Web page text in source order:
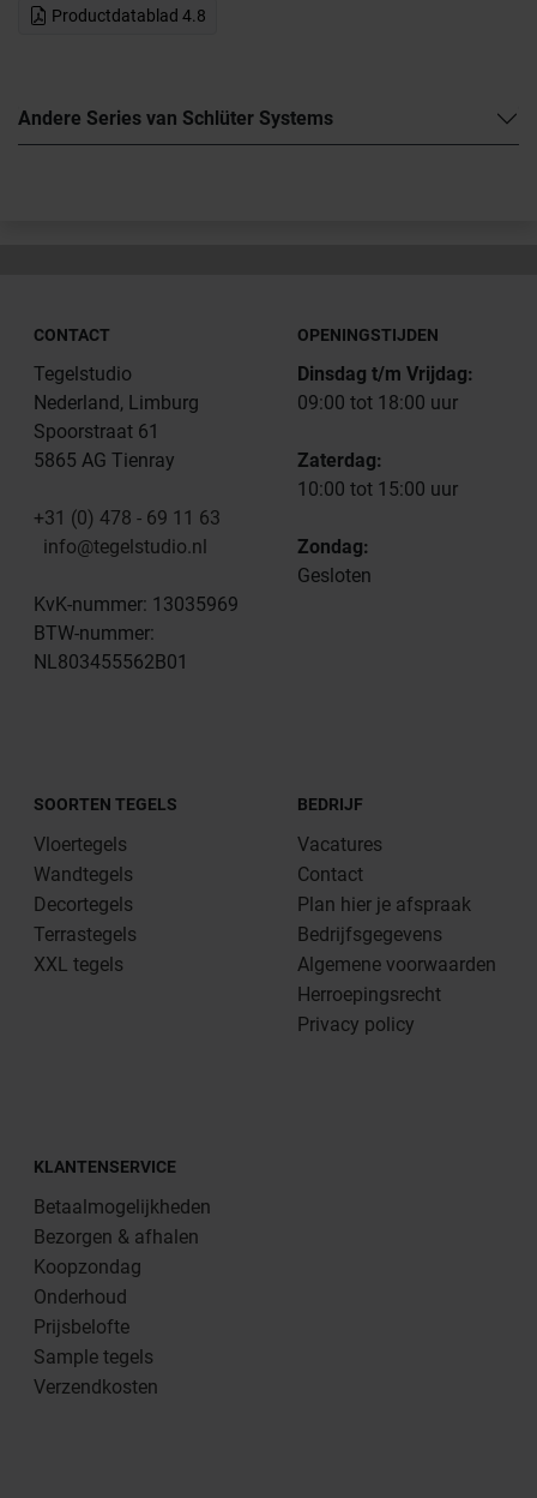
Productdatablad 4.8
Andere Series van Schlüter Systems
CONTACT
Tegelstudio
Nederland, Limburg
Spoorstraat 61
5865 AG Tienray
+31 (0) 478 - 69 11 63
info@tegelstudio.nl
KvK-nummer: 13035969
BTW-nummer:
NL803455562B01
OPENINGSTIJDEN
Dinsdag t/m Vrijdag:
09:00 tot 18:00 uur
Zaterdag:
10:00 tot 15:00 uur
Zondag:
Gesloten
SOORTEN TEGELS
Vloertegels
Wandtegels
Decortegels
Terrastegels
XXL tegels
BEDRIJF
Vacatures
Contact
Plan hier je afspraak
Bedrijfsgegevens
Algemene voorwaarden
Herroepingsrecht
Privacy policy
KLANTENSERVICE
Betaalmogelijkheden
Bezorgen & afhalen
Koopzondag
Onderhoud
Prijsbelofte
Sample tegels
Verzendkosten